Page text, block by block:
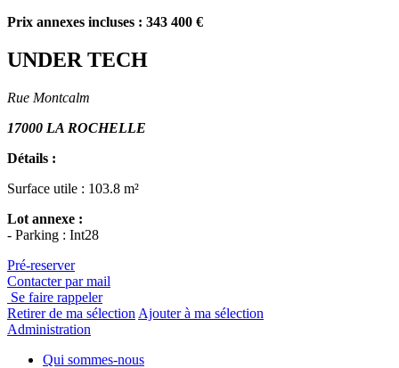
Prix annexes incluses : 343 400 €
UNDER TECH
Rue Montcalm
17000 LA ROCHELLE
Détails :
Surface utile : 103.8 m²
Lot annexe :
- Parking : Int28
Pré-reserver
Contacter par mail
Se faire rappeler
Retirer de ma sélection Ajouter à ma sélection
Administration
Qui sommes-nous